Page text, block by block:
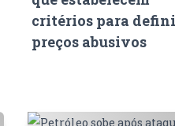
critérios para
preços abusivos